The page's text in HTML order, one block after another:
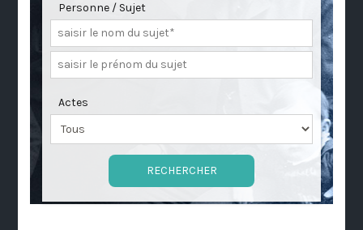
Personne / Sujet
Actes